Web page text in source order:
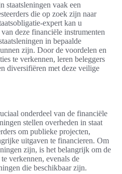
staatsleningen vaak een
die op zoek zijn naar
expert kan u
deze financiële instrumenten
in bepaalde
zijn. Door de voordelen en
te verkennen, leren beleggers
diversifiëren met deze veilige
onderdeel van de financiële
stellen overheden in staat
om publieke projecten,
uitgaven te financieren. Om
zijn, is het belangrijk om de
verkennen, evenals de
die beschikbaar zijn.